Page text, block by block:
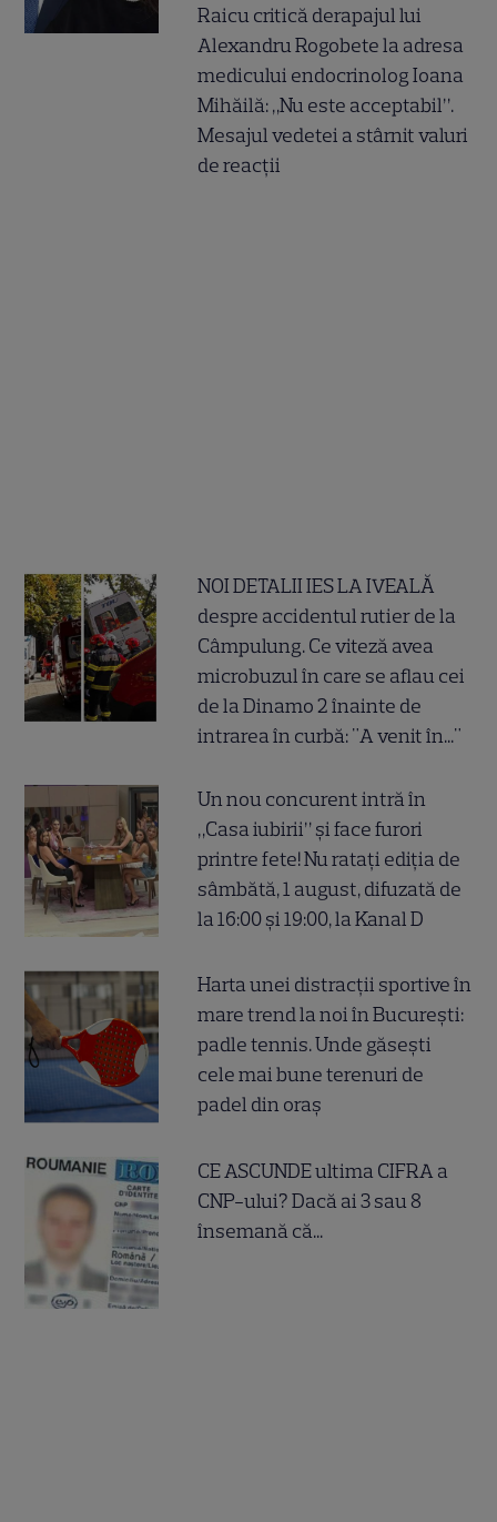
Raicu critică derapajul lui
Alexandru Rogobete la adresa
medicului endocrinolog Ioana
Mihăilă: „Nu este acceptabil”.
Mesajul vedetei a stârnit valuri
de reacții
NOI DETALII IES LA IVEALĂ
despre accidentul rutier de la
Câmpulung. Ce viteză avea
microbuzul în care se aflau cei
de la Dinamo 2 înainte de
intrarea în curbă: "A venit în..."
Un nou concurent intră în
„Casa iubirii” și face furori
printre fete! Nu ratați ediția de
sâmbătă, 1 august, difuzată de
la 16:00 și 19:00, la Kanal D
Harta unei distracții sportive în
mare trend la noi în București:
padle tennis. Unde găsești
cele mai bune terenuri de
padel din oraș
CE ASCUNDE ultima CIFRA a
CNP-ului? Dacă ai 3 sau 8
însemană că...